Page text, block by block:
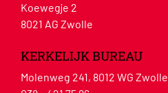
Koewegje 2
8021 AG Zwolle
KERKELIJK BUREAU
Molenweg 241, 8012 WG Zwolle